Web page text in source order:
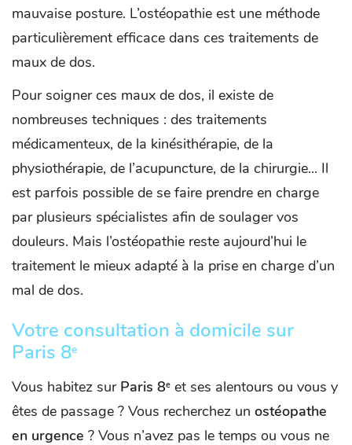
mauvaise posture. L’ostéopathie est une méthode
particulièrement efficace dans ces traitements de
maux de dos.
Pour soigner ces maux de dos, il existe de
nombreuses techniques : des traitements
médicamenteux, de la kinésithérapie, de la
physiothérapie, de l’acupuncture, de la chirurgie... Il
est parfois possible de se faire prendre en charge
par plusieurs spécialistes afin de soulager vos
douleurs. Mais l’ostéopathie reste aujourd’hui le
traitement le mieux adapté à la prise en charge d’un
mal de dos.
Votre consultation à domicile sur
Paris 8e
Vous habitez sur Paris 8e et ses alentours ou vous y
êtes de passage ? Vous recherchez un ostéopathe
en urgence ? Vous n’avez pas le temps ou vous ne